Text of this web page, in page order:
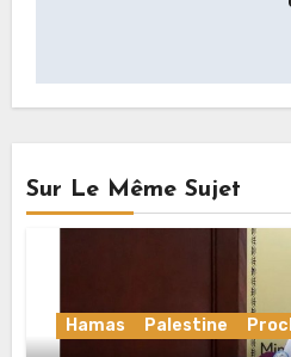
Sur Le Même Sujet
Hamas Palestine